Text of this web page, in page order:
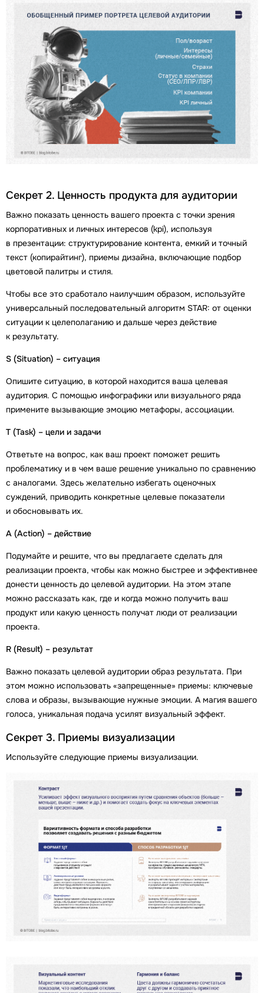
Секрет 2. Ценность продукта для аудитории
Важно показать ценность вашего проекта с точки зрения
корпоративных и личных интересов (kpi), используя
в презентации: структурирование контента, емкий и точный
текст (копирайтинг), приемы дизайна, включающие подбор
цветовой палитры и стиля.
Чтобы все это сработало наилучшим образом, используйте
универсальный последовательный алгоритм STAR: от оценки
ситуации к целеполаганию и дальше через действие
к результату.
S (Situation) – cитуация
Опишите ситуацию, в которой находится ваша целевая
аудитория. С помощью инфографики или визуального ряда
примените вызывающие эмоцию метафоры, ассоциации.
T (Task) – цели и задачи
Ответьте на вопрос, как ваш проект поможет решить
проблематику и в чем ваше решение уникально по сравнению
с аналогами. Здесь желательно избегать оценочных
суждений, приводить конкретные целевые показатели
и обосновывать их.
A (Action) – действие
Подумайте и решите, что вы предлагаете сделать для
реализации проекта, чтобы как можно быстрее и эффективнее
донести ценность до целевой аудитории. На этом этапе
можно рассказать как, где и когда можно получить ваш
продукт или какую ценность получат люди от реализации
проекта.
R (Result) – результат
Важно показать целевой аудитории образ результата. При
этом можно использовать «запрещенные» приемы: ключевые
слова и образы, вызывающие нужные эмоции. А магия вашего
голоса, уникальная подача усилят визуальный эффект.
Секрет 3. Приемы визуализации
Используйте следующие приемы визуализации.